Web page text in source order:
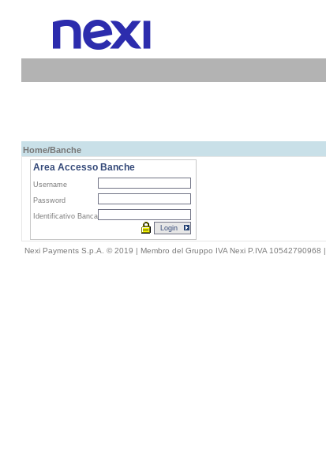
Home/Banche
Area Accesso Banche
Username
Password
Identificativo Banca
Nexi Payments S.p.A. © 2019 | Membro del Gruppo IVA Nexi P.IVA 10542790968 |